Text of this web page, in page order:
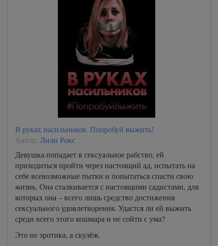
В руках насильников. Попробуй выжить!
Автор: Лили Рокс
Девушка попадает в сексуальное рабство, ей
приходиться пройти через настоящий ад, испытать на
себе всевозможные пытки и попытаться спасти свою
жизнь. Она сталкивается с настоящими садистами, для
которых она – всего лишь средство достижения
сексуального удовлетворения. Удастся ли ей выжить
среди всего этого кошмара и не сойти с ума?
Это не эротика, а скулёж.